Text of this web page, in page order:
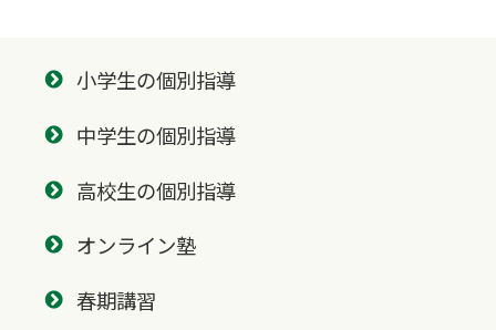
小学生の個別指導
中学生の個別指導
高校生の個別指導
オンライン塾
春期講習